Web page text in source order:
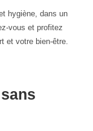
hygiène, dans un
vous et profitez
et votre bien-être.